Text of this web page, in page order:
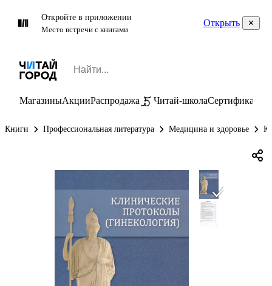
Откройте в приложении
Место встречи с книгами
Открыть
МагазиныАкцииРаспродажа Читай-школаСертификаты
Книги Профессиональная литература Медицина и здоровье